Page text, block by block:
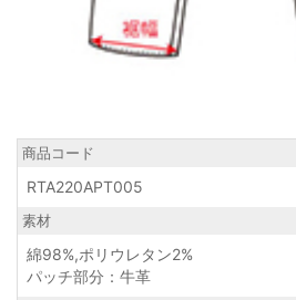
商品コード
RTA220APT005
素材
綿98%,ポリウレタン2%
パッチ部分：牛革